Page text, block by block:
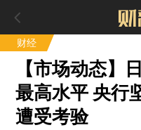
财经
【市场动态】
最高水平 央行
遭受考验